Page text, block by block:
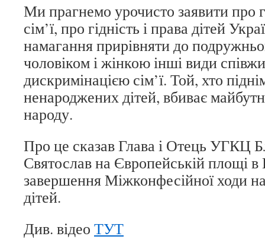
Ми прагнемо урочисто заявити про
сім’ї, про гідність і права дітей
намагання прирівняти до
чоловіком і жінкою інші види
дискримінацією сім’ї. Той, хто
ненароджених дітей, вбиває
народу.
Про це сказав Глава і Отець УГКЦ
Святослав на Європейській площі в
завершення Міжконфесійної ходи на
дітей.
Див. відео ТУТ